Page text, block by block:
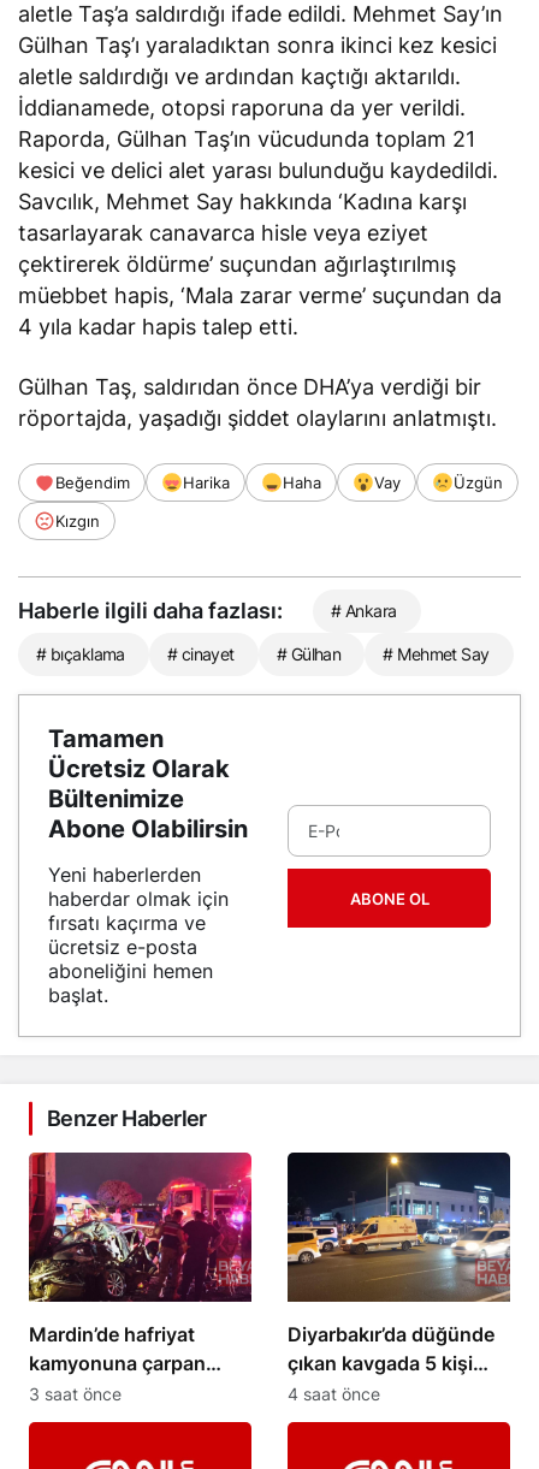
aletle Taş’a saldırdığı ifade edildi. Mehmet Say’ın
Gülhan Taş’ı yaraladıktan sonra ikinci kez kesici
aletle saldırdığı ve ardından kaçtığı aktarıldı.
İddianamede, otopsi raporuna da yer verildi.
Raporda, Gülhan Taş’ın vücudunda toplam 21
kesici ve delici alet yarası bulunduğu kaydedildi.
Savcılık, Mehmet Say hakkında ‘Kadına karşı
tasarlayarak canavarca hisle veya eziyet
çektirerek öldürme’ suçundan ağırlaştırılmış
müebbet hapis, ‘Mala zarar verme’ suçundan da
4 yıla kadar hapis talep etti.
Gülhan Taş, saldırıdan önce DHA’ya verdiği bir
röportajda, yaşadığı şiddet olaylarını anlatmıştı.
Beğendim Harika Haha Vay
Üzgün
Kızgın
Haberle ilgili daha fazlası: # Ankara
# bıçaklama # cinayet # Gülhan # Mehmet Say
Tamamen
Ücretsiz Olarak
Bültenimize
Abone Olabilirsin
Yeni haberlerden
haberdar olmak için
fırsatı kaçırma ve
ücretsiz e-posta
aboneliğini hemen
başlat.
ABONE OL
Benzer Haberler
Mardin’de hafriyat
kamyonuna çarpan
otomobil hurdaya
döndü
3 saat önce
Diyarbakır’da düğünde
çıkan kavgada 5 kişi
yaralandı
4 saat önce